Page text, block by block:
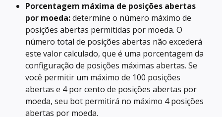
Porcentagem máxima de posições abertas
por moeda: determine o número máximo de
posições abertas permitidas por moeda. O
número total de posições abertas não excederá
este valor calculado, que é uma porcentagem da
configuração de posições máximas abertas. Se
você permitir um máximo de 100 posições
abertas e 4 por cento de posições abertas por
moeda, seu bot permitirá no máximo 4 posições
abertas por moeda.